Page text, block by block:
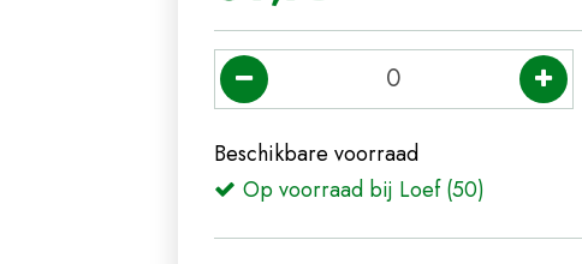
Beschikbare voorraad
Op voorraad bij Loef (50)